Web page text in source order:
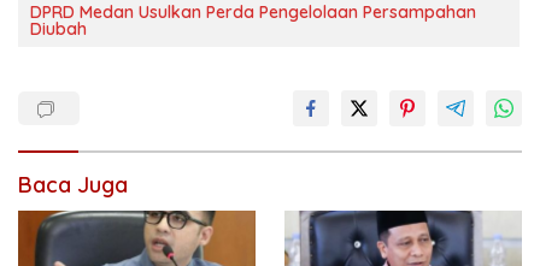
DPRD Medan Usulkan Perda Pengelolaan Persampahan
Diubah
Baca Juga